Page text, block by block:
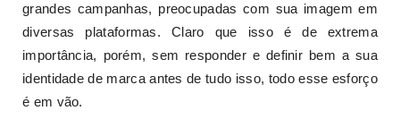
grandes campanhas, preocupadas com sua imagem em
diversas plataformas. Claro que isso é de extrema
importância, porém, sem responder e definir bem a sua
identidade de marca antes de tudo isso, todo esse esforço
é em vão.